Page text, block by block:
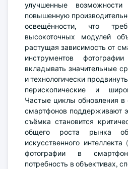
улучшенные
повышенную
освещённости, что
высокоточных модулей
растущая зависимость от
инструментов
вкладывать значительные
и технологически
перископические и
Частые циклы обновления в
смартфонов поддерживают
съёмка становится
общего роста рынка
искусственного
фотографии в
потребность в объективах,